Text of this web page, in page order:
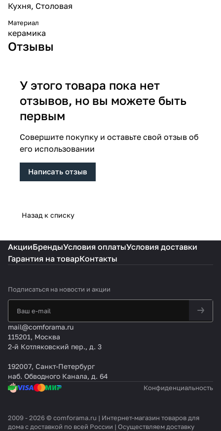
Кухня, Столовая
Материал
керамика
Отзывы
У этого товара пока нет
отзывов, но вы можете быть
первым
Совершите покупку и оставьте свой отзыв об
его использовании
Написать отзыв
Назад к списку
АкцииБрендыУсловия оплатыУсловия доставки
Гарантия на товарКонтакты
Подписаться на новости и акции
mail@comforama.ru
115201, Москва
2-й Котляковский пер., д. 3
192007, Санкт-Петербург
наб. Обводного Канала, д. 64
Конфиденциальность
2009 - 2026 © comforama.ru | Интернет-магазин товаров для
дома с доставкой по всей России | Осуществляем доставку